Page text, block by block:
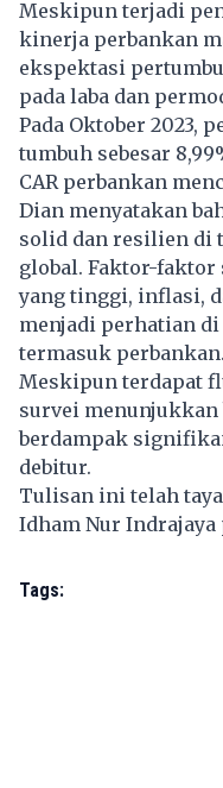
Meskipun terjadi
kinerja perbankan
ekspektasi
pada laba dan
Pada Oktober 2023,
tumbuh sebesar
CAR perbankan
Dian menyatakan
solid dan resilien di
global. Faktor-faktor
yang tinggi, inflasi,
menjadi perhatian
termasuk perbankan.
Meskipun terdapat
survei
berdampak
debitur.
Tulisan ini telah
Idham Nur Indrajaya
Tags: